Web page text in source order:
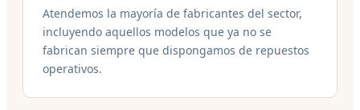
Atendemos la mayoría de fabricantes del sector,
incluyendo aquellos modelos que ya no se
fabrican siempre que dispongamos de repuestos
operativos.